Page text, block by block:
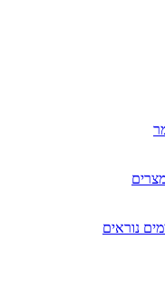
נוראים